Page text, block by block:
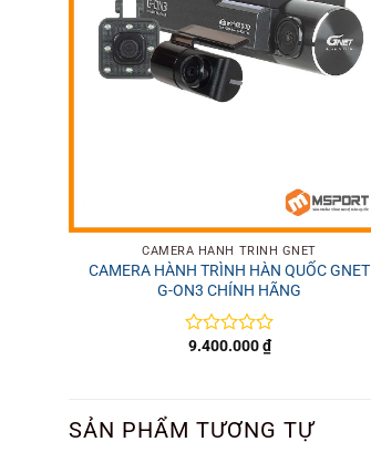
CAMERA HÀNH TRÌNH GNET
CAMERA HÀNH TRÌNH HÀN QUỐC GNET
G-ON3 CHÍNH HÃNG
Được
5
sao
9.400.000₫
SẢN PHẨM TƯƠNG TỰ